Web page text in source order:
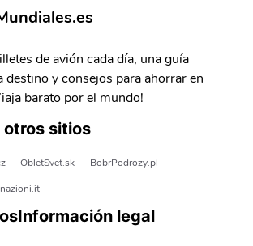
de avión cada día, una guía
destino y consejos para ahorrar en
barato por el mundo!
otros sitios
ObletSvet.sk
BobrPodrozy.pl
Información legal